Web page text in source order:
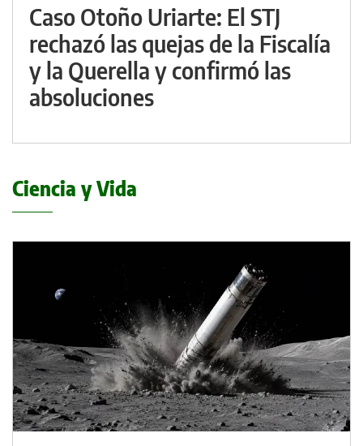
Caso Otoño Uriarte: El STJ
rechazó las quejas de la Fiscalía
y la Querella y confirmó las
absoluciones
Ciencia y Vida